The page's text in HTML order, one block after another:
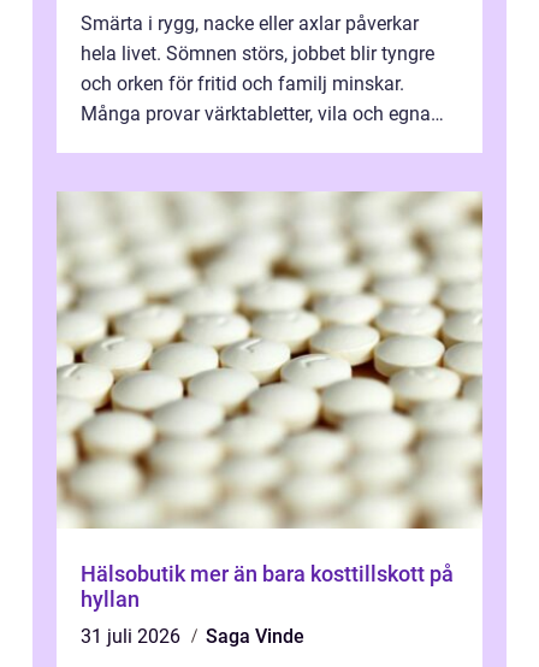
Smärta i rygg, nacke eller axlar påverkar
hela livet. Sömnen störs, jobbet blir tyngre
och orken för fritid och familj minskar.
Många provar värktabletter, vila och egna
Hälsobutik mer än bara kosttillskott på
hyllan
31 juli 2026 Saga Vinde